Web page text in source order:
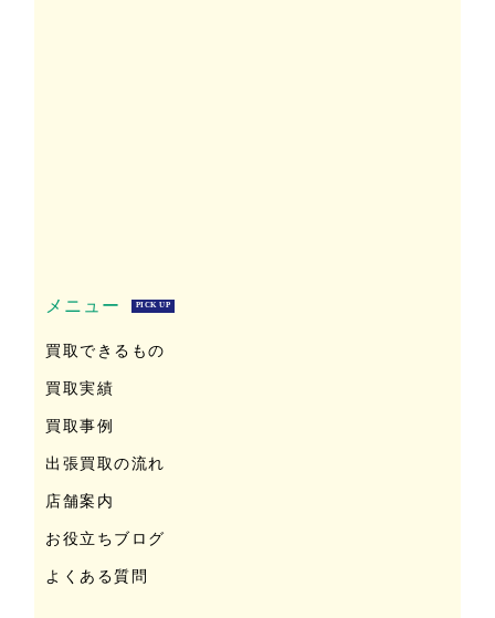
メニュー PICK UP
買取できるもの
買取実績
買取事例
出張買取の流れ
店舗案内
お役立ちブログ
よくある質問